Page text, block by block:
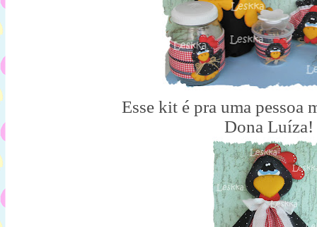
Esse kit é pra uma pessoa
Dona Luíza!